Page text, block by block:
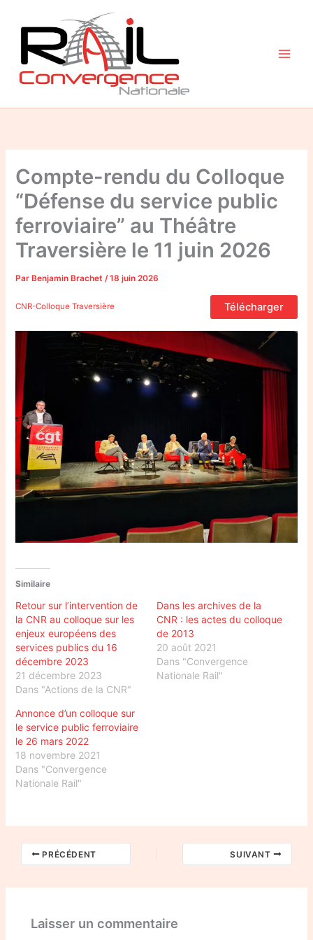
contenu
Compte-rendu du Colloque
“Défense du service public
ferroviaire” au Théâtre
Traversière le 11 juin 2026
Par Benjamin Brachet/18 juin 2026
CNR-Colloque Traversière Télécharger
Similaire
Retour sur l’intervention de
la CNR au colloque sur les
enjeux européens des
services publics du 16
décembre 2023
21 décembre 2023
Dans "Actions de la CNR"
Dans les archives de la
CNR : les actes du colloque
de 2013
20 août 2021
Dans "Convergence
Nationale Rail"
Annonce d’un colloque sur
le service public ferroviaire
le 26 mars 2022
18 novembre 2021
Dans "Convergence
Nationale Rail"
PRÉCÉDENT SUIVANT
Laisser un commentaire